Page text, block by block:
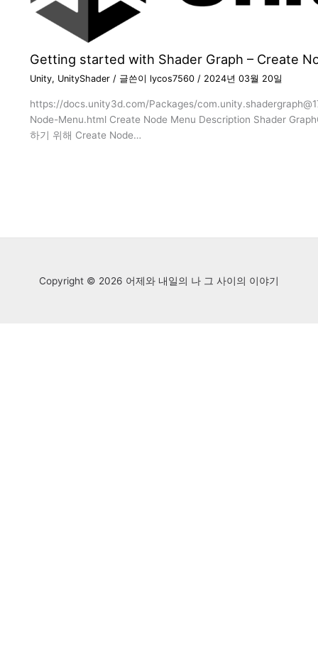
Getting started with Shader Graph – Create
Unity, UnityShader/ 글쓴이 lycos7560 / 2024년 03월 20일
https://docs.unity3d.com/Packages/
Node-Menu.html Create Node Menu Description Shader
하기 위해 Create Node…
Copyright © 2026 어제와 내일의 나 그 사이의 이야기